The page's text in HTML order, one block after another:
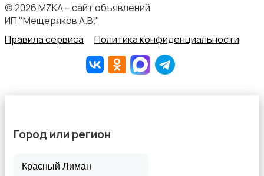
Производство
© 2026 MZKA – сайт объявлений
ИП "Мещеряков А.В."
Правила сервиса
Политика конфиденциальности
Город или регион